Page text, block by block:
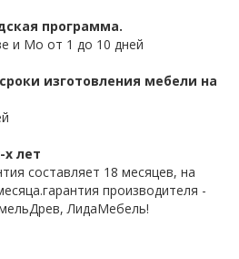
программа.
и Мо от 1 до 10 дней
изготовления мебели на
х лет
составляет 18 месяцев, на
производителя -
ЛидаМебель!